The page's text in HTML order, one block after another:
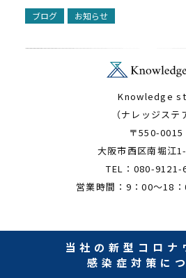
ブログ お知らせ
Knowledge
（ナレッジステ
〒550-0015
大阪市西区南堀江
TEL：080-9121-
営業時間：9：00～18
当社の新型コロナ
感染症対策に